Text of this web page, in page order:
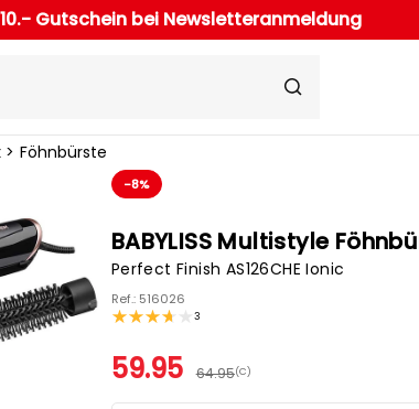
10.- Gutschein bei Newsletteranmeldung
Föhnbürste
-8%
BABYLISS Multistyle
Perfect Finish AS126CHE Ionic
Ref.: 516026
3
59.95 64.95(C)